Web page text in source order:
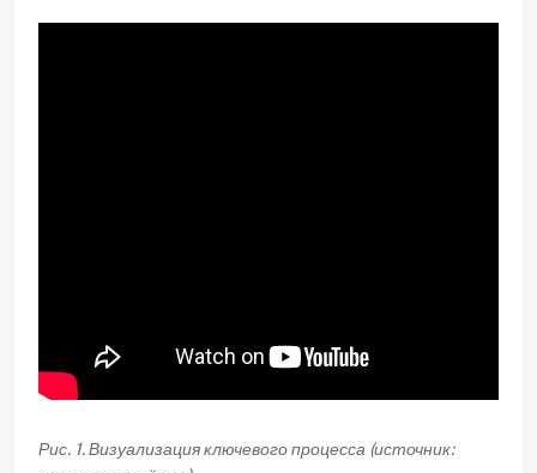
Рис. 1. Визуализация ключевого процесса (источник: